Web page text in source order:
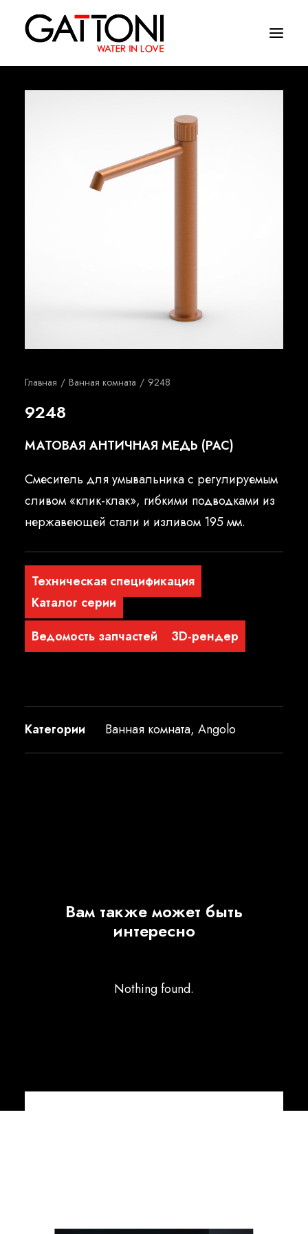
Главная Ванная комната 9248
9248
МАТОВАЯ АНТИЧНАЯ МЕДЬ (PAC)
Смеситель для умывальника с регулируемым
сливом «клик-клак», гибкими подводками из
нержавеющей стали и изливом 195 мм.
Техническая спецификация
Каталог серии
Ведомость запчастей
3D-рендер
Категории Ванная комната, Angolo
Вам также может быть
интересно
Nothing found.